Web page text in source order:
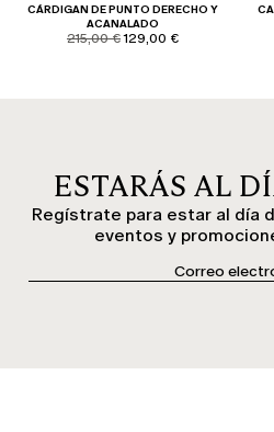
CÁRDIGAN DE PUNTO DERECHO Y
ACANALADO
product.price.original
215,00 €product.price.sale
129,00 €
ESTARÁS AL
Regístrate para estar al día
eventos y